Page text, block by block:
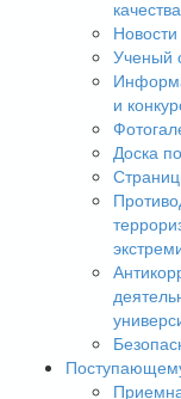
качества
Ученый
и
Доска